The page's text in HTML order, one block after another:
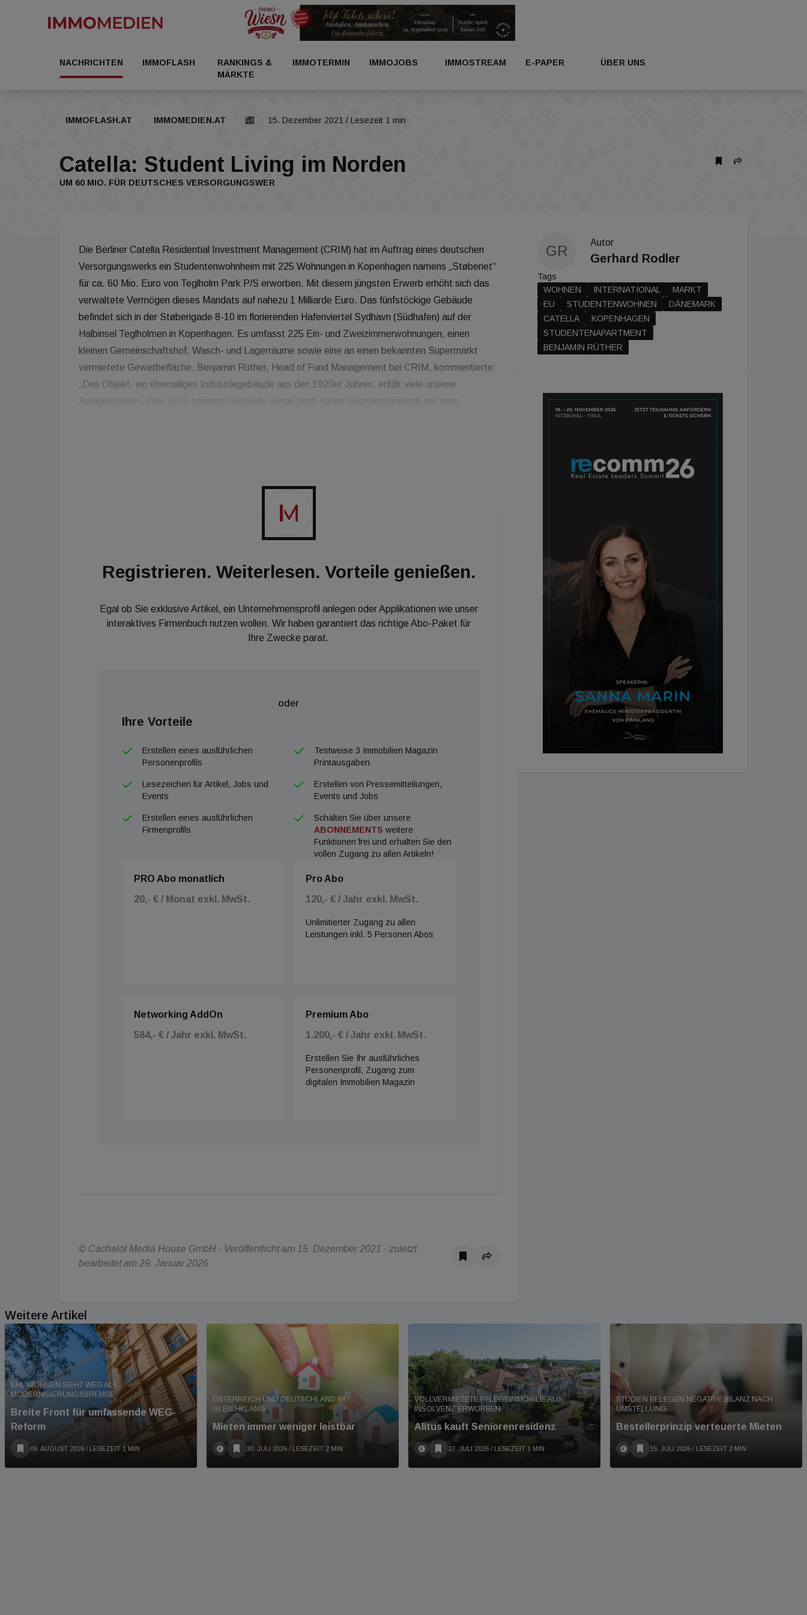
NACHRICHTEN IMMOFLASH
RANKINGS &
MÄRKTE
IMMOTERMIN IMMOJOBS IMMOSTREAM E-PAPER ÜBER UNS
IMMOFLASH.AT IMMOMEDIEN.AT 15. Dezember 2021 / Lesezeit 1 min
Catella: Student Living im Norden
UM 60 MIO. FÜR DEUTSCHES VERSORGUNGSWER
Die Berliner Catella Residential Investment Management (CRIM) hat im Auftrag eines deutschen
Versorgungswerks ein Studentenwohnheim mit 225 Wohnungen in Kopenhagen namens „Støberiet“
für ca. 60 Mio. Euro von Teglholm Park P/S erworben. Mit diesem jüngsten Erwerb erhöht sich das
verwaltete Vermögen dieses Mandats auf nahezu 1 Milliarde Euro. Das fünfstöckige Gebäude
befindet sich in der Støberigade 8-10 im florierenden Hafenviertel Sydhavn (Südhafen) auf der
Halbinsel Teglholmen in Kopenhagen. Es umfasst 225 Ein- und Zweizimmerwohnungen, einen
kleinen Gemeinschaftshof, Wasch- und Lagerräume sowie eine an einen bekannten Supermarkt
vermietete Gewerbefläche. Benjamin Rüther, Head of Fund Management bei CRIM, kommentierte:
„Das Objekt, ein ehemaliges Industriegebäude aus den 1920er Jahren, erfüllt viele unserer
Anlagekriterien. Das 2015 sanierte Gebäude wurde nach hohen Energiestandards mit dem
Registrieren. Weiterlesen. Vorteile genießen.
Egal ob Sie exklusive Artikel, ein Unternehmensprofil anlegen oder Applikationen wie unser
interaktives Firmenbuch nutzen wollen. Wir haben garantiert das richtige Abo-Paket für
Ihre Zwecke parat.
oder
Ihre Vorteile
Erstellen eines ausführlichen
Personenprofils
Testweise 3 Immobilien Magazin
Printausgaben
Lesezeichen für Artikel, Jobs und
Events
Erstellen von Pressemitteilungen,
Events und Jobs
Erstellen eines ausführlichen
Firmenprofils
Schalten Sie über unsere
ABONNEMENTS weitere
Funktionen frei und erhalten Sie den
vollen Zugang zu allen Artikeln!
PRO Abo monatlich
20,- € / Monat exkl. MwSt.
Pro Abo
120,- € / Jahr exkl. MwSt.
Unlimitierter Zugang zu allen
Leistungen inkl. 5 Personen Abos
Networking AddOn
584,- € / Jahr exkl. MwSt.
Premium Abo
1.200,- € / Jahr exkl. MwSt.
Erstellen Sie Ihr ausführliches
Personenprofil, Zugang zum
digitalen Immobilien Magazin
© Cachalot Media House GmbH - Veröffentlicht am 15. Dezember 2021 - zuletzt
bearbeitet am 29. Januar 2026
GR
Autor
Gerhard Rodler
Tags
WOHNEN
INTERNATIONAL
MARKT
EU
STUDENTENWOHNEN
DÄNEMARK
CATELLA
KOPENHAGEN
STUDENTENAPARTMENT
BENJAMIN RÜTHER
Weitere Artikel
EHL WOHNEN SIEHT WEG ALS
MODERNISIERUNGSBREMSE
Breite Front für umfassende WEG-
Reform
06. AUGUST 2026 / LESEZEIT 1 MIN
ÖSTERREICH UND DEUTSCHLAND IM
GLEICHKLANG
Mieten immer weniger leistbar
30. JULI 2026 / LESEZEIT 2 MIN
VOLLVERMIETETE PFLEGEIMMOBILIE AUS
INSOLVENZ ERWORBEN
Alìtus kauft Seniorenresidenz
27. JULI 2026 / LESEZEIT 1 MIN
STUDIEN BELEGEN NEGATIVE BILANZ NACH
UMSTELLUNG
Bestellerprinzip verteuerte Mieten
15. JULI 2026 / LESEZEIT 2 MIN